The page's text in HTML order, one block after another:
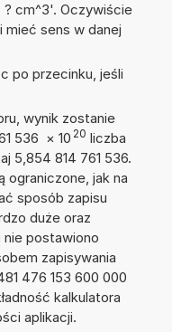
? cm^3'. Oczywiście
mieć sens w danej
po przecinku, jeśli
wynik zostanie
536 × 10 20 liczba
5,854 814 761 536.
ograniczone, jak na
sposób zapisu
duże oraz
nie postawiono
zapisywania
476 153 600 000
kalkulatora
aplikacji.